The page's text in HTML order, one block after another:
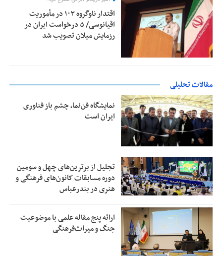
اقتدار ناوگروه ۱۰۳ در مأموریت‌
اقیانوسی/ ۵ درخواست ایران در
رزمایش میلان تصویب شد
مقالات تحلیلی
نمایشگاه فن‌نما، چشم باز فناوری
ایران است
تجلیل از بر‌ترین‌های چهل و سومین
دوره مسابقات کانون‌های فرهنگی و
هنری در بندرعباس
ارائه پنج مقاله علمی با موضوعیت
جنگ و میراث‌فرهنگی